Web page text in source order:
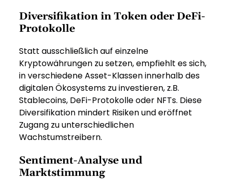
Diversifikation in Token oder DeFi-
Protokolle
Statt ausschließlich auf einzelne
Kryptowährungen zu setzen, empfiehlt es sich,
in verschiedene Asset-Klassen innerhalb des
digitalen Ökosystems zu investieren, z.B.
Stablecoins, DeFi-Protokolle oder NFTs. Diese
Diversifikation mindert Risiken und eröffnet
Zugang zu unterschiedlichen
Wachstumstreibern.
Sentiment-Analyse und
Marktstimmung